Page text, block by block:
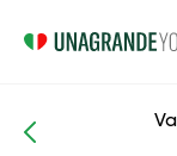
Asanat ja